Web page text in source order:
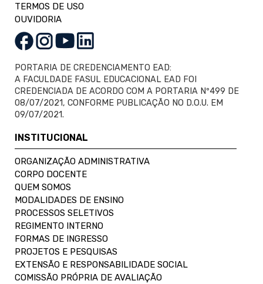
TERMOS DE USO
OUVIDORIA
PORTARIA DE CREDENCIAMENTO EAD:
A FACULDADE FASUL EDUCACIONAL EAD FOI
CREDENCIADA DE ACORDO COM A PORTARIA Nº499 DE
08/07/2021, CONFORME PUBLICAÇÃO NO D.O.U. EM
09/07/2021.
INSTITUCIONAL
ORGANIZAÇÃO ADMINISTRATIVA
CORPO DOCENTE
QUEM SOMOS
MODALIDADES DE ENSINO
PROCESSOS SELETIVOS
REGIMENTO INTERNO
FORMAS DE INGRESSO
PROJETOS E PESQUISAS
EXTENSÃO E RESPONSABILIDADE SOCIAL
COMISSÃO PRÓPRIA DE AVALIAÇÃO